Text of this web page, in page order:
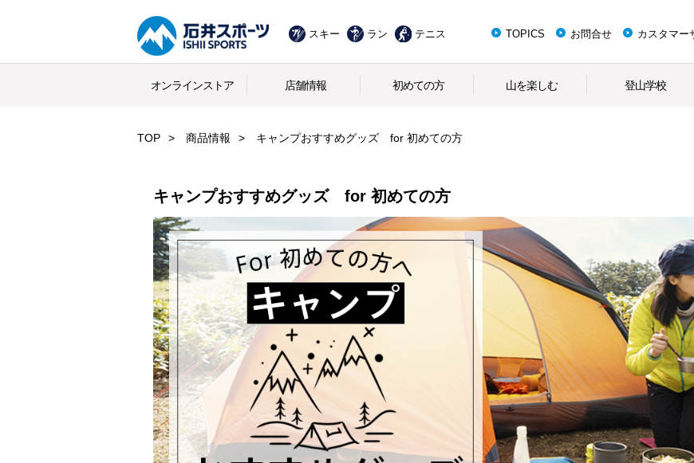
スキー ラン テニス TOPICS お問合せ カスタマー
オンラインストア 店舗情報 初めての方 山を楽しむ 登山学校
TOP 商品情報 キャンプおすすめグッズ for 初めての方
キャンプおすすめグッズ for 初めての方